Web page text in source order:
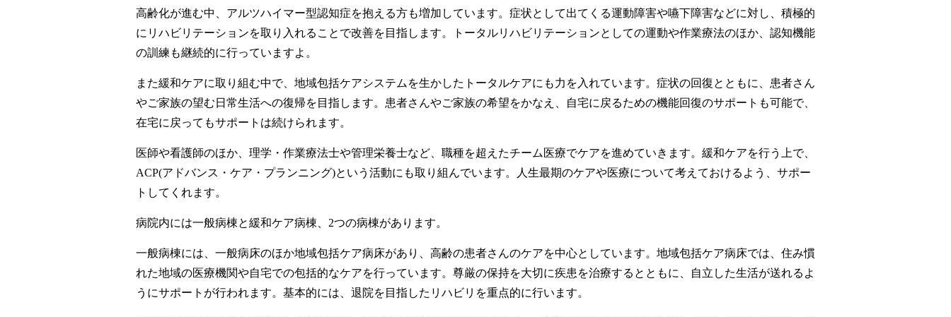
高齢化が進む中、アルツハイマー型認知症を抱える方も増加しています。症状として出てくる運動障害や嚥下障害などに対し、積極的
にリハビリテーションを取り入れることで改善を目指します。トータルリハビリテーションとしての運動や作業療法のほか、認知機能
の訓練も継続的に行っていますよ。
また緩和ケアに取り組む中で、地域包括ケアシステムを生かしたトータルケアにも力を入れています。症状の回復とともに、患者さん
やご家族の望む日常生活への復帰を目指します。患者さんやご家族の希望をかなえ、自宅に戻るための機能回復のサポートも可能で、
在宅に戻ってもサポートは続けられます。
医師や看護師のほか、理学・作業療法士や管理栄養士など、職種を超えたチーム医療でケアを進めていきます。緩和ケアを行う上で、
ACP(アドバンス・ケア・プランニング)という活動にも取り組んでいます。人生最期のケアや医療について考えておけるよう、サポー
トしてくれます。
病院内には一般病棟と緩和ケア病棟、2つの病棟があります。
一般病棟には、一般病床のほか地域包括ケア病床があり、高齢の患者さんのケアを中心としています。地域包括ケア病床では、住み慣
れた地域の医療機関や自宅での包括的なケアを行っています。尊厳の保持を大切に疾患を治療するとともに、自立した生活が送れるよ
うにサポートが行われます。基本的には、退院を目指したリハビリを重点的に行います。